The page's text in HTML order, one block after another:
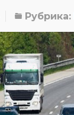
Рубрика: